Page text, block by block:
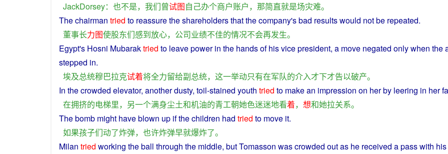
JackDorsey： 也不是， 我们曾试图自己办个商户账户， 那简直就是场灾难。
Thechairman tried to reassuretheshareholdersthatthecompany'sbad resultswould notbe repeated.
董事长力图使股东们感到放心， 公司业绩不佳的情况不会再发生。
Egypt's Hosni Mubaraktried to leavepowerin the hands ofhisvicepresident, a move negated onlywhen the
stepped in.
埃及总统穆巴拉克试着将全力留给副总统， 这一举动只有在军队的介入才下才告以破产。
In thecrowded elevator, anotherdusty, toil-stained youth tried to make an impression on herby leering in her
在拥挤的电梯里， 另一个满身尘土和机油的青工朝她色迷迷地看着， 想和她拉关系。
Thebomb might have blown up ifthechildren had tried to move it.
如果孩子们动了炸弹， 也许炸弹早就爆炸了。
Milan tried working theball through the middle, butTomasson wascrowded out as he received a pass with his